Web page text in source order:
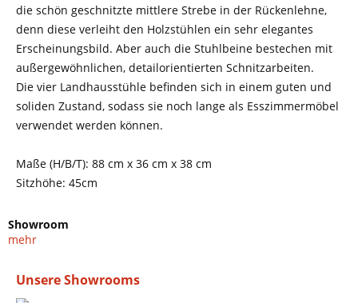
die schön geschnitzte mittlere Strebe in der Rückenlehne,
denn diese verleiht den Holzstühlen ein sehr elegantes
Erscheinungsbild. Aber auch die Stuhlbeine bestechen mit
außergewöhnlichen, detailorientierten Schnitzarbeiten.
Die vier Landhausstühle befinden sich in einem guten und
soliden Zustand, sodass sie noch lange als Esszimmermöbel
verwendet werden können.
Maße (H/B/T): 88 cm x 36 cm x 38 cm
Sitzhöhe: 45cm
Showroom
mehr
Unsere Showrooms